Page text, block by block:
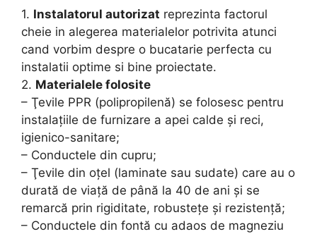
1. Instalatorul autorizat reprezinta factorul
cheie in alegerea materialelor potrivita atunci
cand vorbim despre o bucatarie perfecta cu
instalatii optime si bine proiectate.
2. Materialele folosite
– Ţevile PPR (polipropilenă) se folosesc pentru
instalaţiile de furnizare a apei calde şi reci,
igienico-sanitare;
– Conductele din cupru;
– Ţevile din oţel (laminate sau sudate) care au o
durată de viaţă de până la 40 de ani şi se
remarcă prin rigiditate, robusteţe şi rezistenţă;
– Conductele din fontă cu adaos de magneziu